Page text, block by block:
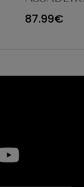
654545
87.99€